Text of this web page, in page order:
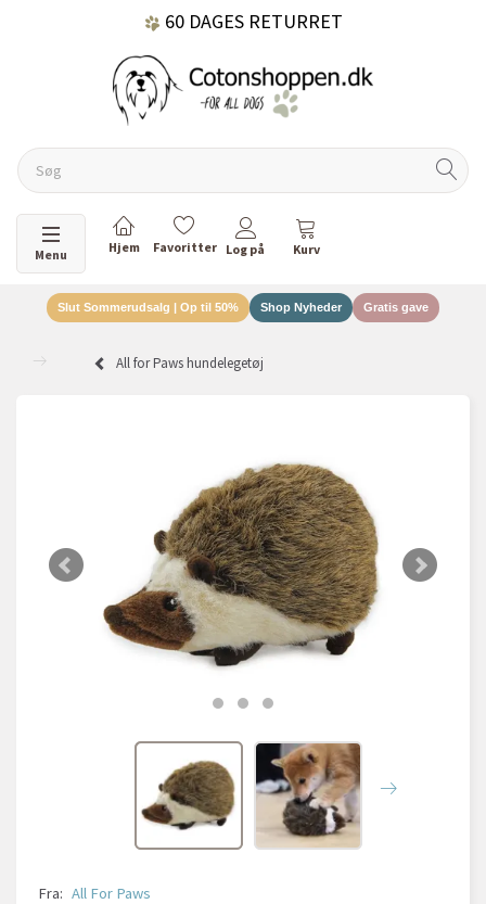
60 DAGES RETURRET
Skifte navigation
Menu
Slut Sommerudsalg | Op til 50% Shop Nyheder Gratis gave
All for Paws hundelegetøj
Fra: All For Paws